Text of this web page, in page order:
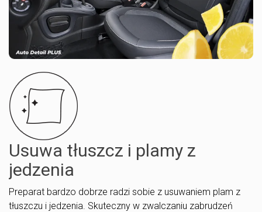
Usuwa tłuszcz i plamy z
jedzenia
Preparat bardzo dobrze radzi sobie z usuwaniem plam z
tłuszczu i jedzenia. Skuteczny w zwalczaniu zabrudzeń